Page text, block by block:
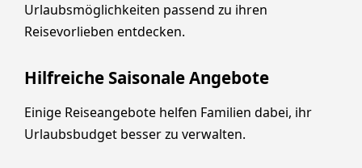
Urlaubsmöglichkeiten passend zu ihren
Reisevorlieben entdecken.
Hilfreiche Saisonale Angebote
Einige Reiseangebote helfen Familien dabei, ihr
Urlaubsbudget besser zu verwalten.